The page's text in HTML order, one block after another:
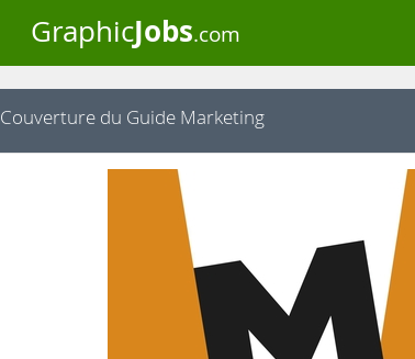
GraphicJobs.com
Couverture du Guide Marketing